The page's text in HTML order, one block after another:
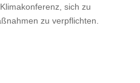
sich zu
zu verpflichten.